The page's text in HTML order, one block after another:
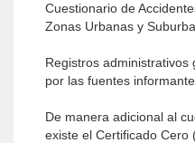
Cuestionario de
Zonas Urbanas y
Registros
por las fuentes
De manera adicional al
existe el Certificado